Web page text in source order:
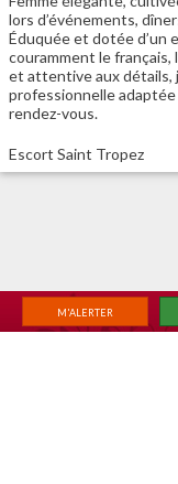
M'ALERTER
lors d’événements,
Éduquée et dotée d’un
couramment le français,
et attentive aux détails,
professionnelle
rendez-vous.
Escort Saint Tropez